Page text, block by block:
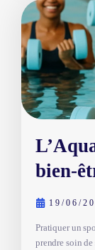
bien-
19/06/
Pratiquer un
prendre soin